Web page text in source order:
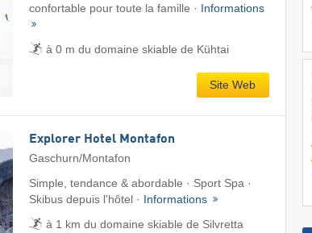
confortable pour toute la famille · Informations
à 0 m du domaine skiable de Kühtai
Site Web
Explorer Hotel Montafon
Gaschurn/Montafon
Simple, tendance & abordable · Sport Spa ·
Skibus depuis l'hôtel · Informations
à 1 km du domaine skiable de Silvretta